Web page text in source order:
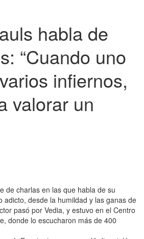
habla de
“Cuando uno
infiernos,
valorar un
de charlas en las que habla de su
adicto, desde la humildad y las ganas de
pasó por Vedia, y estuvo en el Centro
donde lo escucharon más de 400